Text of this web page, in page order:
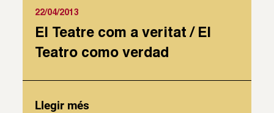
22/04/2013
El Teatre com a veritat / El
Teatro como verdad
Llegir més